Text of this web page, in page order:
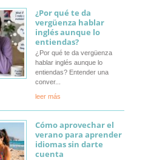
¿Por qué te da
vergüenza hablar
inglés aunque lo
entiendas?
¿Por qué te da vergüenza
hablar inglés aunque lo
entiendas? Entender una
conver
leer más
Cómo aprovechar el
verano para aprender
idiomas sin darte
cuenta